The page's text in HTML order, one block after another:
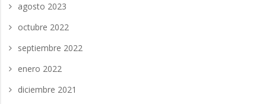
agosto 2023
octubre 2022
septiembre 2022
enero 2022
diciembre 2021